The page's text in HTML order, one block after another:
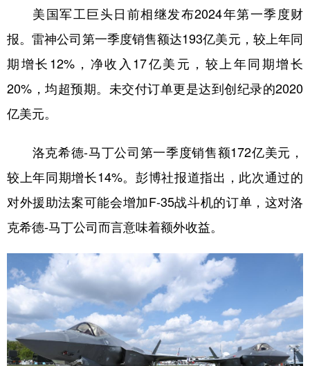
美国军工巨头日前相继发布2024年第一季度财
报。雷神公司第一季度销售额达193亿美元，较上年同
期增长12%，净收入17亿美元，较上年同期增长
20%，均超预期。未交付订单更是达到创纪录的2020
亿美元。
洛克希德-马丁公司第一季度销售额172亿美元，
较上年同期增长14%。彭博社报道指出，此次通过的
对外援助法案可能会增加F-35战斗机的订单，这对洛
克希德-马丁公司而言意味着额外收益。